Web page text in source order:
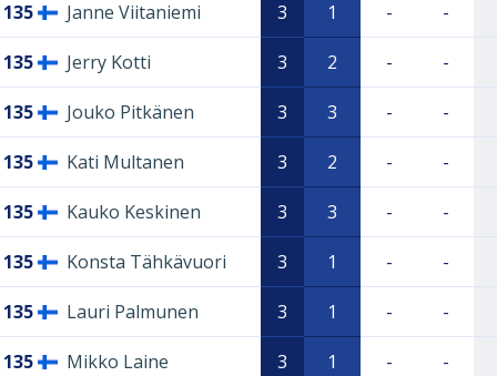
135 Janne Viitaniemi 3 1 - -
135 Jerry Kotti 3 2 - -
135 Jouko Pitkänen 3 3 - -
135 Kati Multanen 3 2 - -
135 Kauko Keskinen 3 3 - -
135 Konsta Tähkävuori 3 1 - -
135 Lauri Palmunen 3 1 - -
135 Mikko Laine 3 1 - -